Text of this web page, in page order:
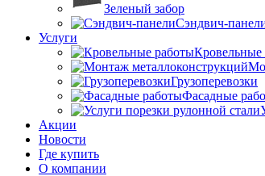
Зеленый забор
Сэндвич-
Услуги
Кровельные
Грузоперевозки
Фасадные
Акции
Новости
Где купить
О компании